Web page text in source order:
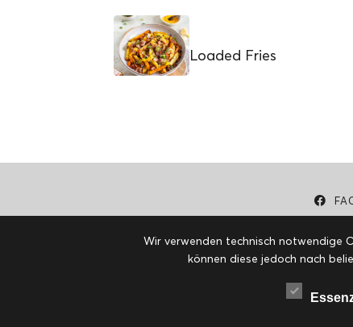
Loaded Fries
Wir verwenden technisch notwendige
können diese jedoch nach